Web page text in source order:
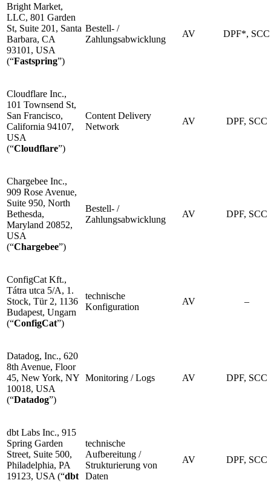
Bright Market,
LLC, 801 Garden
St, Suite 201, Santa
Barbara, CA
93101, USA
(“Fastspring”)
Bestell- /
Zahlungsabwicklung
AV DPF*, SCC
Cloudflare Inc.,
101 Townsend St,
San Francisco,
California 94107,
USA
(“Cloudflare”)
Content Delivery
Network
AV DPF, SCC
Chargebee Inc.,
909 Rose Avenue,
Suite 950, North
Bethesda,
Maryland 20852,
USA
(“Chargebee”)
Bestell- /
Zahlungsabwicklung
AV DPF, SCC
ConfigCat Kft.,
Tátra utca 5/A, 1.
Stock, Tür 2, 1136
Budapest, Ungarn
(“ConfigCat”)
technische
Konfiguration
AV –
Datadog, Inc., 620
8th Avenue, Floor
45, New York, NY
10018, USA
(“Datadog”)
Monitoring / Logs AV DPF, SCC
dbt Labs Inc., 915
Spring Garden
Street, Suite 500,
Philadelphia, PA
19123, USA (“dbt
technische
Aufbereitung /
Strukturierung von
Daten
AV DPF, SCC